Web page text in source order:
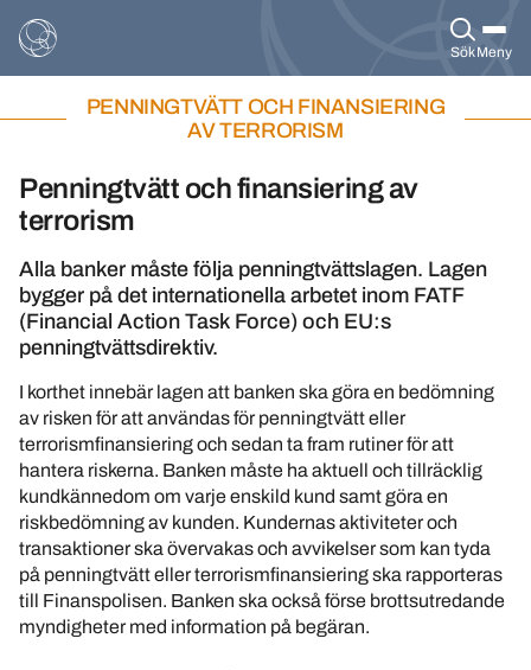
SökMeny
PENNINGTVÄTT OCH FINANSIERING
AV TERRORISM
Penningtvätt och finansiering av
terrorism
Alla banker måste följa penningtvättslagen. Lagen
bygger på det internationella arbetet inom FATF
(Financial Action Task Force) och EU:s
penningtvättsdirektiv.
I korthet innebär lagen att banken ska göra en bedömning
av risken för att användas för penningtvätt eller
terrorismfinansiering och sedan ta fram rutiner för att
hantera riskerna. Banken måste ha aktuell och tillräcklig
kundkännedom om varje enskild kund samt göra en
riskbedömning av kunden. Kundernas aktiviteter och
transaktioner ska övervakas och avvikelser som kan tyda
på penningtvätt eller terrorismfinansiering ska rapporteras
till Finanspolisen. Banken ska också förse brottsutredande
myndigheter med information på begäran.